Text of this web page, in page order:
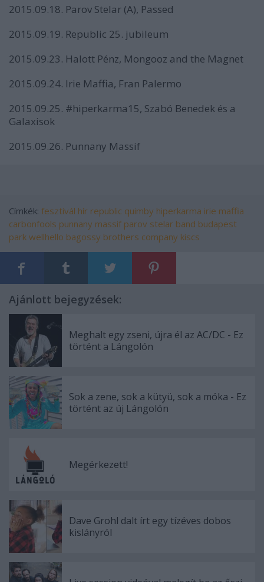
2015.09.18. Parov Stelar (A), Passed
2015.09.19. Republic 25. jubileum
2015.09.23. Halott Pénz, Mongooz and the Magnet
2015.09.24. Irie Maffia, Fran Palermo
2015.09.25. #hiperkarma15, Szabó Benedek és a
Galaxisok
2015.09.26. Punnany Massif
Címkék: fesztivál hír republic quimby hiperkarma irie maffia
carbonfools punnany massif parov stelar band budapest
park wellhello bagossy brothers company kiscs
Ajánlott bejegyzések:
Meghalt egy zseni, újra él az AC/DC - Ez
történt a Lángolón
Sok a zene, sok a kütyü, sok a móka - Ez
történt az új Lángolón
Megérkezett!
Dave Grohl dalt írt egy tízéves dobos
kislányról